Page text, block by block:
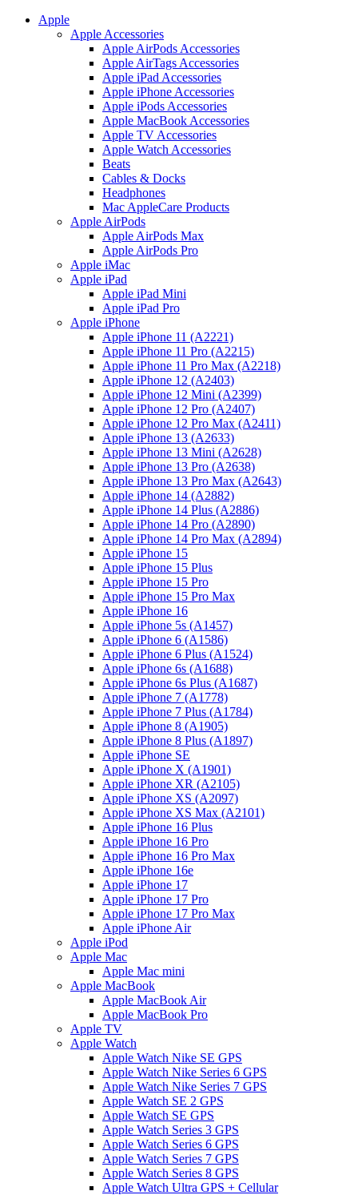
Apple
Apple Accessories
Apple AirPods Accessories
Apple AirTags Accessories
Apple iPad Accessories
Apple iPhone Accessories
Apple iPods Accessories
Apple MacBook Accessories
Apple TV Accessories
Apple Watch Accessories
Beats
Cables & Docks
Headphones
Mac AppleCare Products
Apple AirPods
Apple AirPods Max
Apple AirPods Pro
Apple iMac
Apple iPad
Apple iPad Mini
Apple iPad Pro
Apple iPhone
Apple iPhone 11 (A2221)
Apple iPhone 11 Pro (A2215)
Apple iPhone 11 Pro Max (A2218)
Apple iPhone 12 (A2403)
Apple iPhone 12 Mini (A2399)
Apple iPhone 12 Pro (A2407)
Apple iPhone 12 Pro Max (A2411)
Apple iPhone 13 (A2633)
Apple iPhone 13 Mini (A2628)
Apple iPhone 13 Pro (A2638)
Apple iPhone 13 Pro Max (A2643)
Apple iPhone 14 (A2882)
Apple iPhone 14 Plus (A2886)
Apple iPhone 14 Pro (A2890)
Apple iPhone 14 Pro Max (A2894)
Apple iPhone 15
Apple iPhone 15 Plus
Apple iPhone 15 Pro
Apple iPhone 15 Pro Max
Apple iPhone 16
Apple iPhone 5s (A1457)
Apple iPhone 6 (A1586)
Apple iPhone 6 Plus (A1524)
Apple iPhone 6s (A1688)
Apple iPhone 6s Plus (A1687)
Apple iPhone 7 (A1778)
Apple iPhone 7 Plus (A1784)
Apple iPhone 8 (A1905)
Apple iPhone 8 Plus (A1897)
Apple iPhone SE
Apple iPhone X (A1901)
Apple iPhone XR (A2105)
Apple iPhone XS (A2097)
Apple iPhone XS Max (A2101)
Apple iPhone 16 Plus
Apple iPhone 16 Pro
Apple iPhone 16 Pro Max
Apple iPhone 16e
Apple iPhone 17
Apple iPhone 17 Pro
Apple iPhone 17 Pro Max
Apple iPhone Air
Apple iPod
Apple Mac
Apple Mac mini
Apple MacBook
Apple MacBook Air
Apple MacBook Pro
Apple TV
Apple Watch
Apple Watch Nike SE GPS
Apple Watch Nike Series 6 GPS
Apple Watch Nike Series 7 GPS
Apple Watch SE 2 GPS
Apple Watch SE GPS
Apple Watch Series 3 GPS
Apple Watch Series 6 GPS
Apple Watch Series 7 GPS
Apple Watch Series 8 GPS
Apple Watch Ultra GPS + Cellular